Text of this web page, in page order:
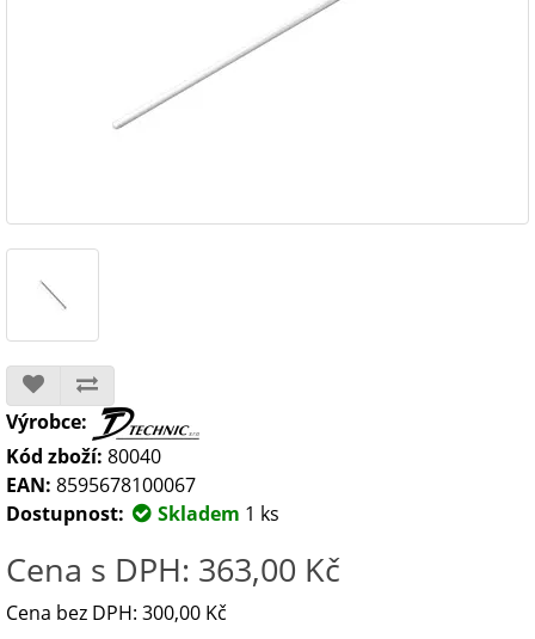
Výrobce:
Kód zboží: 80040
EAN: 8595678100067
Dostupnost:
Skladem 1 ks
Cena s DPH: 363,00 Kč
Cena bez DPH: 300,00 Kč